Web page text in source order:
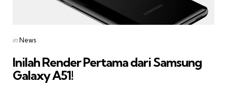
Posted
inNews
Inilah Render Pertama dari Samsung
Galaxy A51!